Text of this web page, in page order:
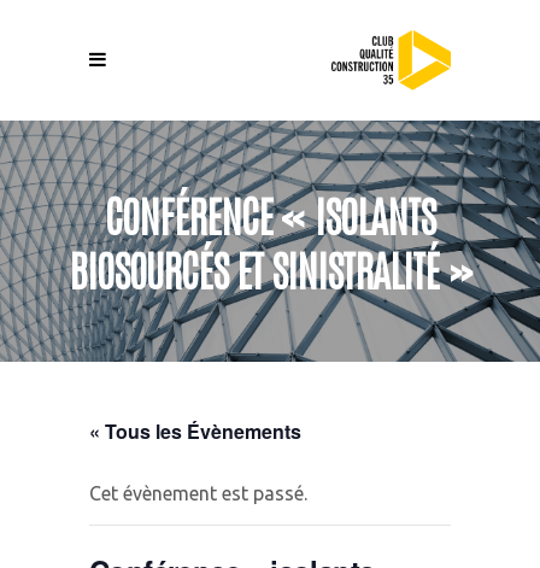
CONFÉRENCE « ISOLANTS
BIOSOURCÉS ET SINISTRALITÉ »
« Tous les Évènements
Cet évènement est passé.